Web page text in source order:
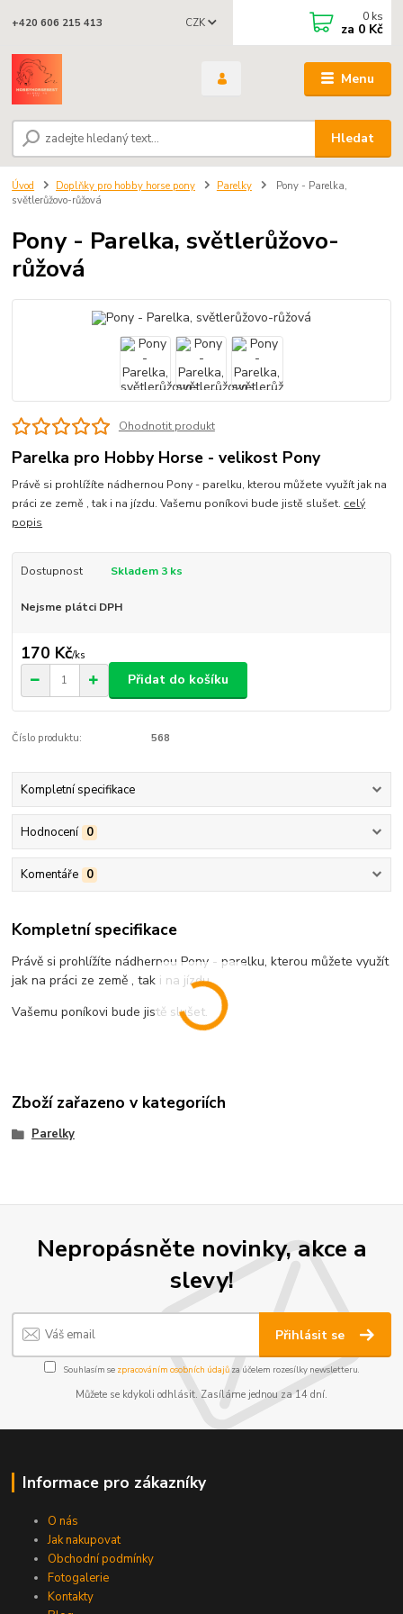
Menu
CZK
Hledat
+420 606 215 413 0 ks
za 0 Kč
Úvod Doplňky pro hobby horse pony Parelky
Pony - Parelka,
světlerůžovo-růžová
Pony - Parelka, světlerůžovo-
růžová
Ohodnotit produkt
Parelka pro Hobby Horse - velikost Pony
Právě si prohlížíte nádhernou Pony - parelku, kterou můžete využít jak na
práci ze země , tak i na jízdu. Vašemu poníkovi bude jistě slušet. celý
popis
Dostupnost Skladem 3 ks
Nejsme plátci DPH
170 Kč/ks
Přidat do košíku
Číslo produktu: 568
Kompletní specifikace
Hodnocení 0
Komentáře 0
Kompletní specifikace
Právě si prohlížíte nádhernou Pony - parelku, kterou můžete využít
jak na práci ze země , tak i na jízdu.
Vašemu poníkovi bude jistě slušet.
Zboží zařazeno v kategoriích
Parelky
Nepropásněte novinky, akce a
slevy!
Přihlásit se
Souhlasím se zpracováním osobních údajůza účelem rozesílky newsletteru.
Můžete se kdykoli odhlásit. Zasíláme jednou za 14 dní.
Informace pro zákazníky
O nás
Jak nakupovat
Obchodní podmínky
Fotogalerie
Kontakty